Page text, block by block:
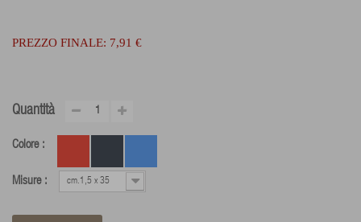
PREZZO FINALE: 7,91 €
Quantità
Colore :
Misure : cm.1,5 x 35